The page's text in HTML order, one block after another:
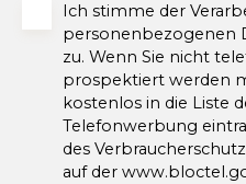
Ich stimme der
personenbezogenen
zu. Wenn Sie nicht
prospektiert werden
kostenlos in die Liste
Telefonwerbung
des
auf der